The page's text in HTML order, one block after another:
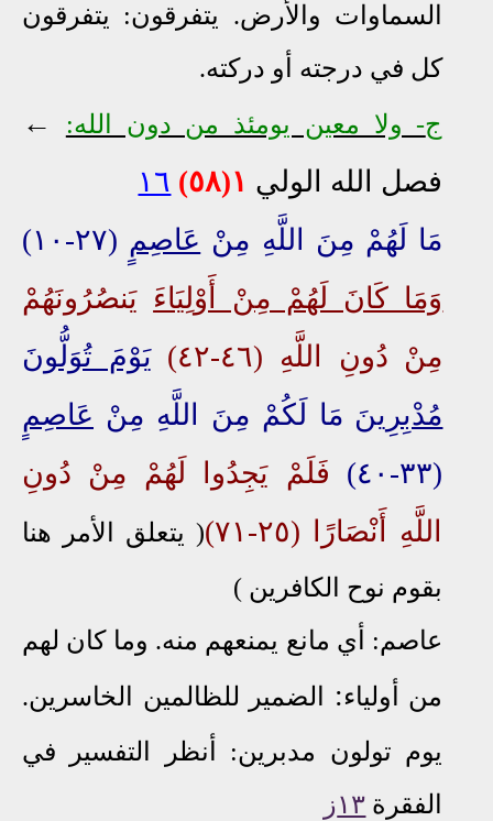
السماوات والأرض. يتفرقون: يتفرقون
كل في درجته أو دركته.
ج- ولا معين يومئذ من دون الله:
←
فصل الله الولي ١(٥٨)
١٦
مَا لَهُمْ مِنَ اللَّهِ مِنْ عَاصِمٍ (٢٧-١٠)
وَمَا كَانَ لَهُمْ مِنْ أَوْلِيَاءَ يَنصُرُونَهُمْ
مِنْ دُونِ اللَّهِ (٤٦-٤٢)
يَوْمَ تُوَلُّونَ
مُدْبِرِينَ مَا لَكُمْ مِنَ اللَّهِ مِنْ عَاصِمٍ
(٣٣-٤٠)
فَلَمْ يَجِدُوا لَهُمْ مِنْ دُونِ
اللَّهِ أَنْصَارًا (٢٥-٧١)
( يتعلق الأمر هنا
بقوم نوح الكافرين )
عاصم: أي مانع يمنعهم منه. وما كان لهم
من أولياء: الضمير للظالمين الخاسرين.
يوم تولون مدبرين: أنظر التفسير في
الفقرة ١٣ز